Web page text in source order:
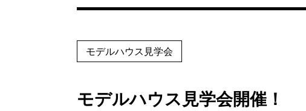
モデルハウス見学会
モデルハウス見学会開催！